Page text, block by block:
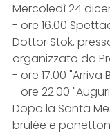
Mercoledì 24
- ore 16.00
Dottor Stok,
organizzato da
- ore 17.00 "Arriva
- ore 22.00
Dopo la Santa
brulée e